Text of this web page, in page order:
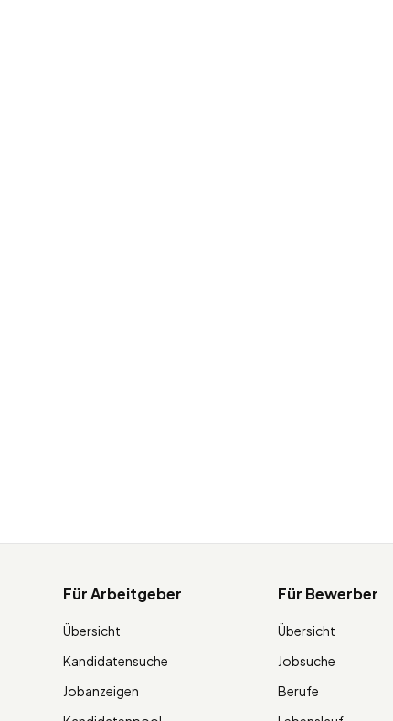
Für Arbeitgeber
Übersicht
Kandidatensuche
Jobanzeigen
Für Bewerber
Übersicht
Jobsuche
Berufe